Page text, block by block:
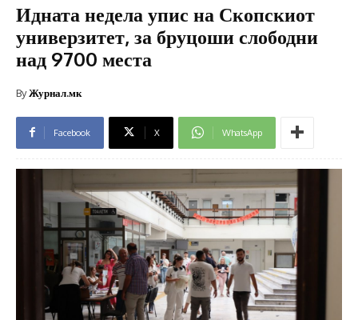
Идната недела упис на Скопскиот
универзитет, за бруцоши слободни
над 9700 места
ByЖурнал.мк
Facebook X WhatsApp